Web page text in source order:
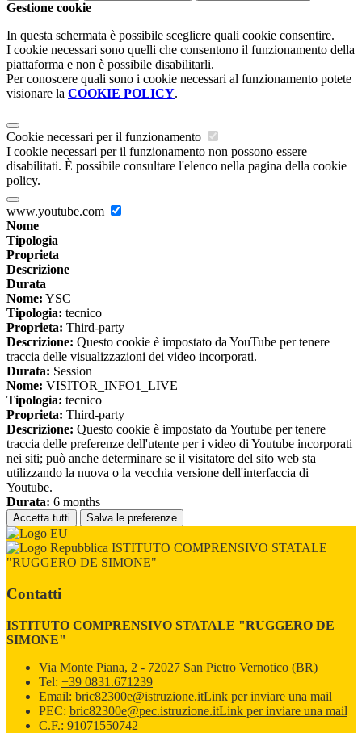
Gestione cookie
In questa schermata è possibile scegliere quali cookie consentire.
I cookie necessari sono quelli che consentono il funzionamento della
piattaforma e non è possibile disabilitarli.
Per conoscere quali sono i cookie necessari al funzionamento potete
visionare la COOKIE POLICY.
Cookie necessari per il funzionamento
I cookie necessari per il funzionamento non possono essere
disabilitati. È possibile consultare l'elenco nella pagina della cookie
policy.
www.youtube.com
Nome
Tipologia
Proprieta
Descrizione
Durata
Nome: YSC
Tipologia: tecnico
Proprieta: Third-party
Descrizione: Questo cookie è impostato da YouTube per tenere
traccia delle visualizzazioni dei video incorporati.
Durata: Session
Nome: VISITOR_INFO1_LIVE
Tipologia: tecnico
Proprieta: Third-party
Descrizione: Questo cookie è impostato da Youtube per tenere
traccia delle preferenze dell'utente per i video di Youtube incorporati
nei siti; può anche determinare se il visitatore del sito web sta
utilizzando la nuova o la vecchia versione dell'interfaccia di
Youtube.
Durata: 6 months
Accetta tutti Salva le preferenze
ISTITUTO COMPRENSIVO STATALE
"RUGGERO DE SIMONE"
Contatti
ISTITUTO COMPRENSIVO STATALE "RUGGERO DE
SIMONE"
Via Monte Piana, 2 - 72027 San Pietro Vernotico (BR)
Tel: +39 0831.671239
Email: bric82300e@istruzione.itLink per inviare una mail
PEC: bric82300e@pec.istruzione.itLink per inviare una mail
C.F.: 91071550742